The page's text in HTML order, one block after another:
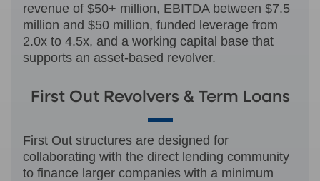
revenue of $50+ million, EBITDA between $7.5
million and $50 million, funded leverage from
2.0x to 4.5x, and a working capital base that
supports an asset-based revolver.
First Out Revolvers & Term Loans
First Out structures are designed for
collaborating with the direct lending community
to finance larger companies with a minimum